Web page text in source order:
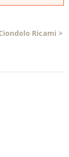
Ricami >